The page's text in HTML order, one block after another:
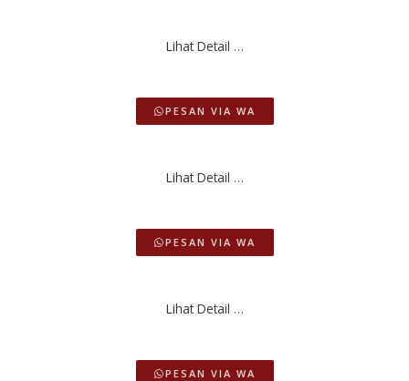
Lihat Detail …
PESAN VIA WA
Lihat Detail …
PESAN VIA WA
Lihat Detail …
PESAN VIA WA